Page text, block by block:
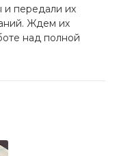
и передали их
Ждем их
над полной